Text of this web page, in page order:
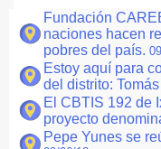
Fundación
naciones hacen
pobres del país.
Estoy aquí para
del distrito:
El CBTIS 192 de
proyecto
Pepe Yunes se